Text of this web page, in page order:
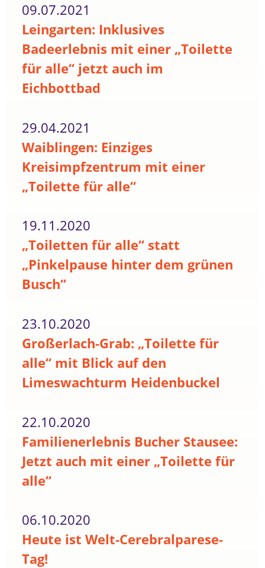
09.07.2021
Leingarten: Inklusives
Badeerlebnis mit einer „Toilette
für alle“ jetzt auch im
Eichbottbad
29.04.2021
Waiblingen: Einziges
Kreisimpfzentrum mit einer
„Toilette für alle“
19.11.2020
„Toiletten für alle“ statt
„Pinkelpause hinter dem grünen
Busch“
23.10.2020
Großerlach-Grab: „Toilette für
alle“ mit Blick auf den
Limeswachturm Heidenbuckel
22.10.2020
Familienerlebnis Bucher Stausee:
Jetzt auch mit einer „Toilette für
alle“
06.10.2020
Heute ist Welt-Cerebralparese-
Tag!